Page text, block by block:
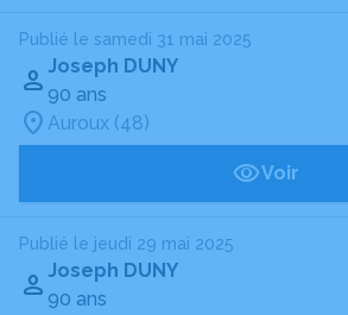
Publié le samedi 31 mai 2025
Joseph DUNY
90 ans
Auroux (48)
Voir
Publié le jeudi 29 mai 2025
Joseph DUNY
90 ans